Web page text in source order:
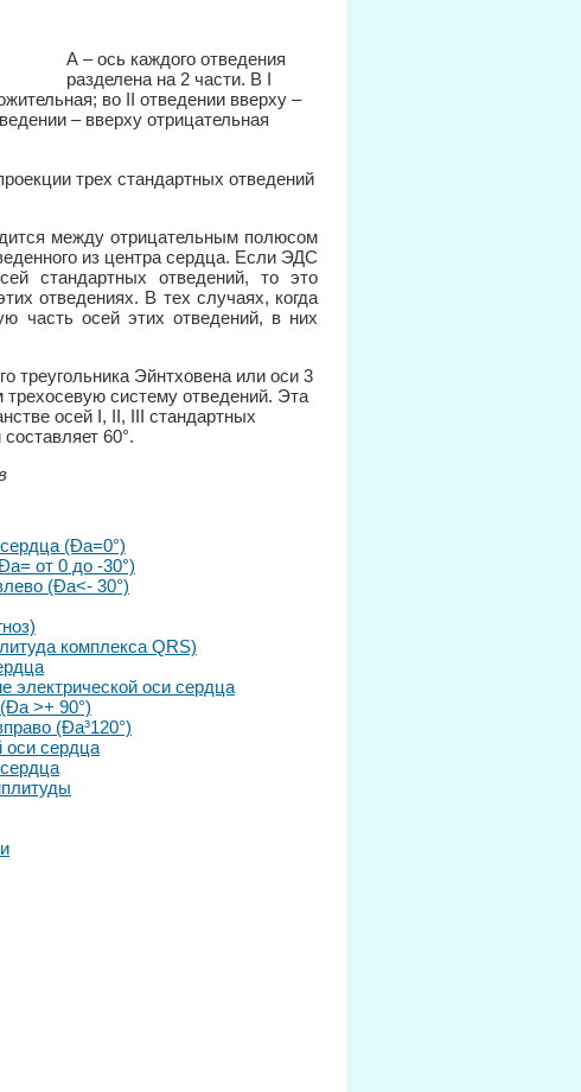
А – ось каждого отведения
разделена на 2 части. В I
во II отведении вверху –
– вверху отрицательная
трех стандартных отведений
между отрицательным полюсом
из центра сердца. Если ЭДС
стандартных отведений, то это
отведениях. В тех случаях, когда
часть осей этих отведений, в них
треугольника Эйнтховена или оси 3
систему отведений. Эта
осей I, II, III стандартных
60°.
(Ða=0°)
от 0 до -30°)
(Ða<- 30°)
комплекса QRS)
электрической оси сердца
>+ 90°)
(Ða³120°)
оси сердца